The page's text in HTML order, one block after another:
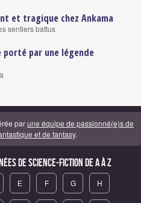
et tragique chez Ankama
sentiers battus
par une légende
parune équipe de passionné(e)s de
et de fantasy.
de science-fiction de A à Z
E F G H